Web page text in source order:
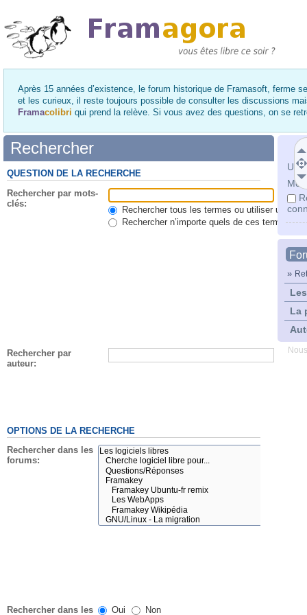
Après 15 années d’existence, le forum historique de Framasoft, ferme
et les curieux, il reste toujours possible de consulter les discussions
Framacolibri qui prend la relève. Si vous avez des questions, on se
Mot
»
La
Rechercher
QUESTION DE LA RECHERCHE
Rechercher par mots-
clés:
Rechercher tous les termes ou utiliser une
Rechercher n’importe quels de ces termes
Rechercher par
auteur:
OPTIONS DE LA RECHERCHE
Rechercher dans les
forums:
Rechercher dans les Oui Non